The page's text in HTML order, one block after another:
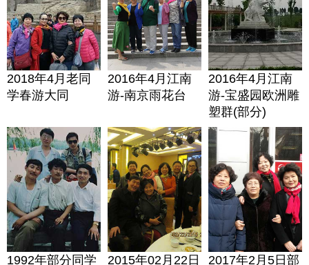
2018年4月老同
学春游大同
2016年4月江南
游-南京雨花台
2016年4月江南
游-宝盛园欧洲雕
塑群(部分)
1992年部分同学 2015年02月22日 2017年2月5日部